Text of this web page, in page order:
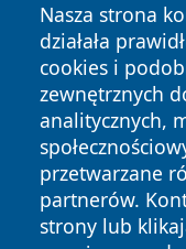
Nasza strona
działała
cookies i
zewnętrznych
analitycznych,
przetwarzane
partnerów.
strony lub
Copyright © 2026
zastrzeżone.
News Autorzy